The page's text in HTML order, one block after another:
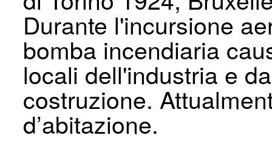
Durante l'incursione
bomba incendiaria
locali dell'industria e
costruzione.
d’abitazione.